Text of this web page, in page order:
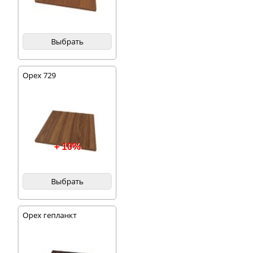
Выбрать
Орех 729
+ 10%
Выбрать
Орех гепланкт